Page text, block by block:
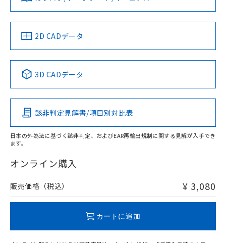
ソフトウェアの使用条件
中国 RoHS 注意事項・凡例
Pb Hg Cd Cr(VI)
O
在庫等で未対応品が混在する可能性があります。
問い合わせください。
2D CADデータ
3D CADデータ
該非判定見解書/項目別対比表
日本の外為法に基づく該非判定、およびEAR再輸出規制に関する見解が入手でき
ます。
オンライン購入
販売価格（税込） ¥ 3,080
カートに追加